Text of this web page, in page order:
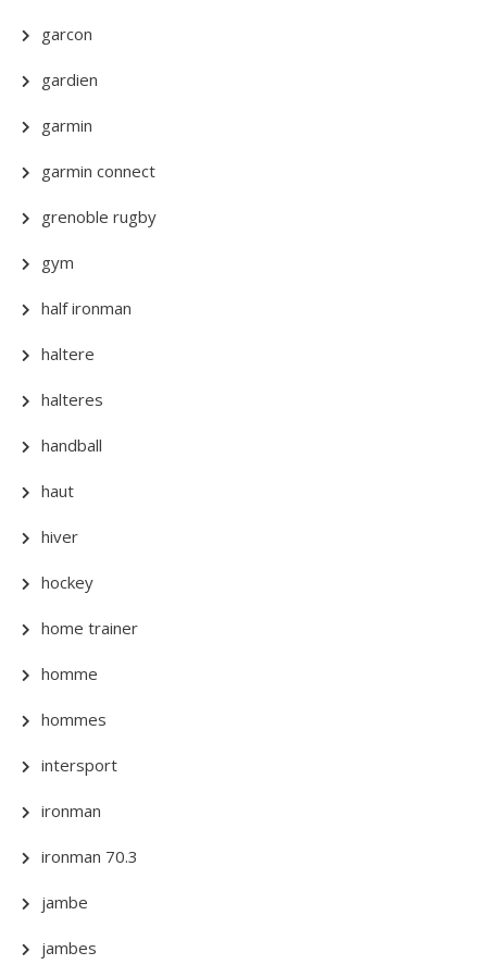
garcon
gardien
garmin
garmin connect
grenoble rugby
gym
half ironman
haltere
halteres
handball
haut
hiver
hockey
home trainer
homme
hommes
intersport
ironman
ironman 70.3
jambe
jambes